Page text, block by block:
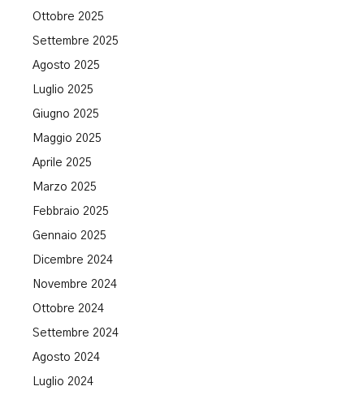
Ottobre 2025
Settembre 2025
Agosto 2025
Luglio 2025
Giugno 2025
Maggio 2025
Aprile 2025
Marzo 2025
Febbraio 2025
Gennaio 2025
Dicembre 2024
Novembre 2024
Ottobre 2024
Settembre 2024
Agosto 2024
Luglio 2024